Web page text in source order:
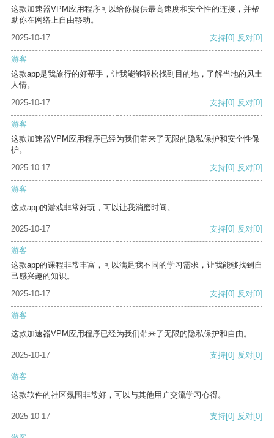
这款加速器VPM应用程序可以给你提供最高速度和安全性的连接，并帮
助你在网络上自由移动。
2025-10-17
支持[0] 反对[0]
游客
这款app是我旅行的好帮手，让我能够轻松找到目的地，了解当地的风土
人情。
2025-10-17
支持[0] 反对[0]
游客
这款加速器VPM应用程序已经为我们带来了无限的隐私保护和安全性保
护。
2025-10-17
支持[0] 反对[0]
游客
这款app的游戏非常好玩，可以让我消磨时间。
2025-10-17 支持[0] 反对[0]
游客
这款app的课程非常丰富，可以满足我不同的学习需求，让我能够找到自
己感兴趣的知识。
2025-10-17
支持[0] 反对[0]
游客
这款加速器VPM应用程序已经为我们带来了无限的隐私保护和自由。
2025-10-17 支持[0] 反对[0]
游客
这款软件的社区氛围非常好，可以与其他用户交流学习心得。
2025-10-17 支持[0] 反对[0]